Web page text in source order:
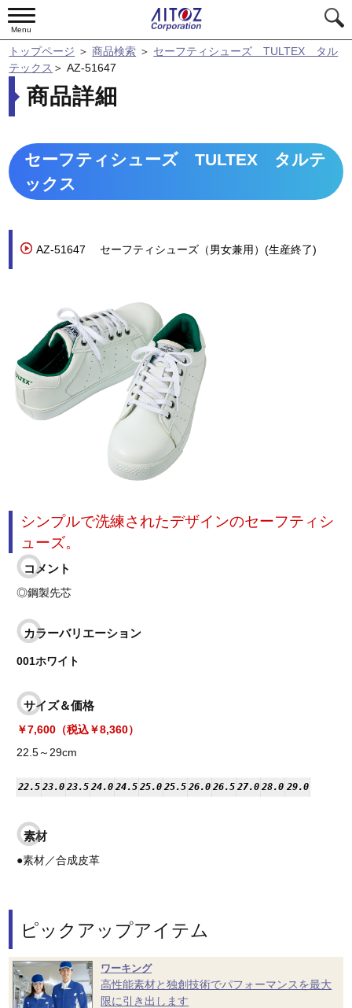
Menu
トップページ ＞商品検索 ＞ セーフティシューズ TULTEX タル
テックス ＞AZ-51647
商品詳細
セーフティシューズ TULTEX タルテ
ックス
AZ-51647 セーフティシューズ（男女兼用）(生産終了)
シンプルで洗練されたデザインのセーフティシ
ューズ。
コメント
◎鋼製先芯
カラーバリエーション
001ホワイト
サイズ＆価格
￥7,600（税込￥8,360）
22.5～29cm
22.5 23.0 23.5 24.0 24.5 25.0 25.5 26.0 26.5 27.0 28.0 29.0
素材
●素材／合成皮革
ピックアップアイテム
ワーキング
高性能素材と独創技術でパフォーマンスを最大
限に引き出します